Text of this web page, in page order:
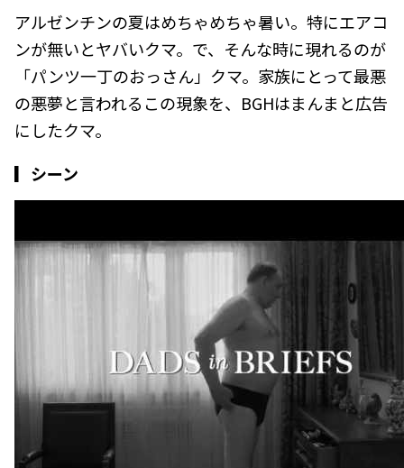
アルゼンチンの夏はめちゃめちゃ暑い。特にエアコ
ンが無いとヤバいクマ。で、そんな時に現れるのが
「パンツ一丁のおっさん」クマ。家族にとって最悪
の悪夢と言われるこの現象を、BGHはまんまと広告
にしたクマ。
▎シーン